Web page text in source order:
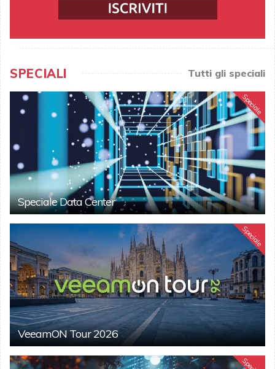
SPECIALI Tutti gli speciali
Speciale
Speciale Data Center
Speciale
VeeamON Tour 2026